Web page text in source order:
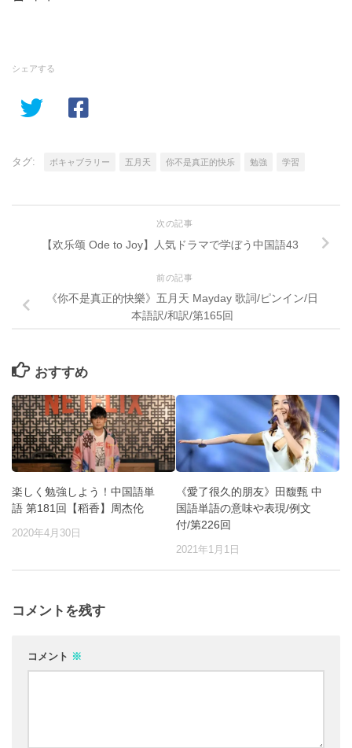
シェアする
タグ: ボキャブラリー 五月天 你不是真正的快乐 勉強 学習
次の記事
【欢乐颂 Ode to Joy】人気ドラマで学ぼう中国語43
前の記事
《你不是真正的快樂》五月天 Mayday 歌詞/ピンイン/日
本語訳/和訳/第165回
おすすめ
楽しく勉強しよう！中国語単
語 第181回【稻香】周杰伦
2020年4月30日
《愛了很久的朋友》田馥甄 中
国語単語の意味や表現/例文
付/第226回
2021年1月1日
コメントを残す
コメント ※